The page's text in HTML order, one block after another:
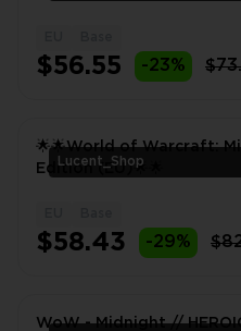
$56.55 -23%
Lucent_Shop
🌟🌟World of Warcraft:
Edition (EU)🌟🌟
$58.43 -29%
WoW - Midnight //